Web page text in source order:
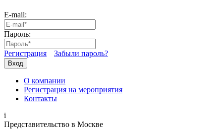
E-mail:
Пароль:
Регистрация Забыли пароль?
Вход
О компании
Регистрация на мероприятия
Контакты
i
Представительство в Москве